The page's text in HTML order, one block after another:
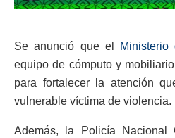
Se anunció que el Ministerio
equipo de cómputo y
para fortalecer la atención
vulnerable víctima de violencia.
Además, la Policía Nacional